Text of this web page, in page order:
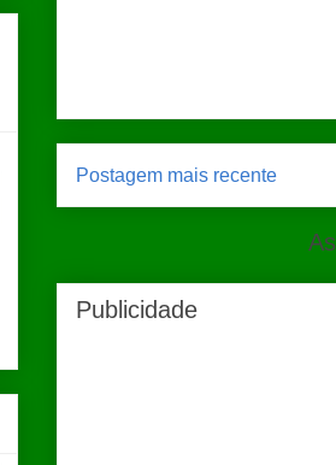
Postagem mais recente
Publicidade